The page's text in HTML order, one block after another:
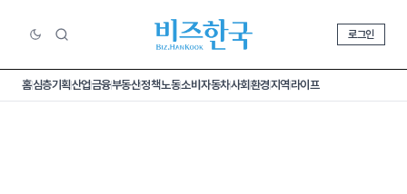
로그인
홈심층기획산업금융부동산정책노동소비 자동차사회환경지역라이프